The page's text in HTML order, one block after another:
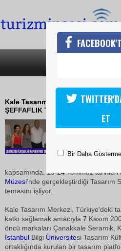
ŞEFFAFLIK
Kale Tasarım Merkezi, Çanakkale
ŞEFFAFLIK Tasarım Sergisi'ni Açtı
22 Temmuz
Kale
Çanakkale
kapsamında, 19-24 Temmuz
Müzesi'nde gerçekleştirdiği Tasarım
temasını işliyor.
Kale Tasarım Merkezi, Türkiye'deki
katkı sağlamak amacıyla 7 Kasım
öncü markaları Çanakkale Seramik,
İstanbul Bilgi Üniversitesi Tasarım
ortaklığında kurulan bir tasarım
ET
Bir Daha Gösterme